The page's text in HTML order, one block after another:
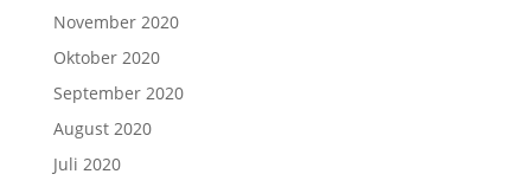
November 2020
Oktober 2020
September 2020
August 2020
Juli 2020